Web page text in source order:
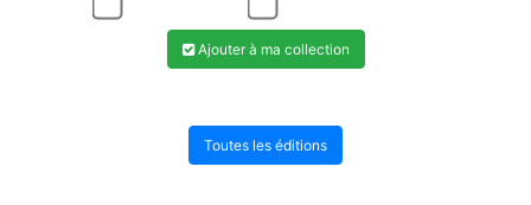
Ajouter à ma collection
Toutes les éditions